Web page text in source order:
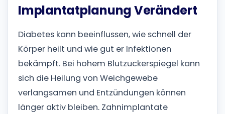
Implantatplanung Verändert
Diabetes kann beeinflussen, wie schnell der
Körper heilt und wie gut er Infektionen
bekämpft. Bei hohem Blutzuckerspiegel kann
sich die Heilung von Weichgewebe
verlangsamen und Entzündungen können
länger aktiv bleiben. Zahnimplantate